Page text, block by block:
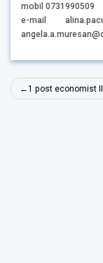
mobil 0731990509
e-mail
Navigare
în
1 post economist